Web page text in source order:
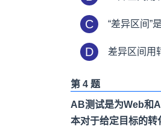
C “差异区间”
D 差异区间用
第 4 题
AB测试是为Web和
本对于给定目标的转